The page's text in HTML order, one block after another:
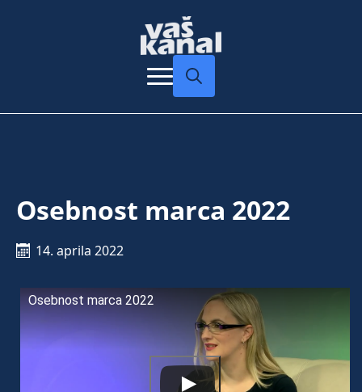
Osebnost marca 2022
14. aprila 2022
Osebnost marca 2022